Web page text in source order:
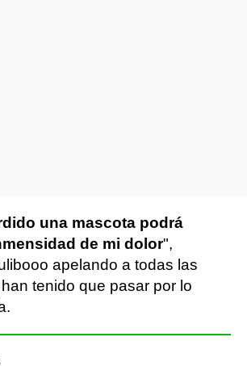
una mascota podrá
de mi dolor",
apelando a todas las
tenido que pasar por lo